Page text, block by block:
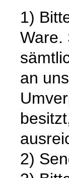
1)
Ware.
an
2)